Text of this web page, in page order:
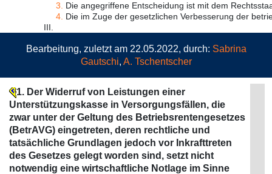
3.
Die angegriffene Entscheidung ist mit dem
4. Die im Zuge der gesetzlichen Verbesserung der
III.
Bearbeitung, zuletzt am 22.05.2022, durch: Sabrina
Gautschi, A. Tschentscher
1. Der Widerruf von Leistungen einer
Unterstützungskasse in Versorgungsfällen, die
zwar unter der Geltung des Betriebsrentengesetzes
(BetrAVG) eingetreten, deren rechtliche und
tatsächliche Grundlagen jedoch vor Inkrafttreten
des Gesetzes gelegt worden sind, setzt nicht
notwendig eine wirtschaftliche Notlage im Sinne